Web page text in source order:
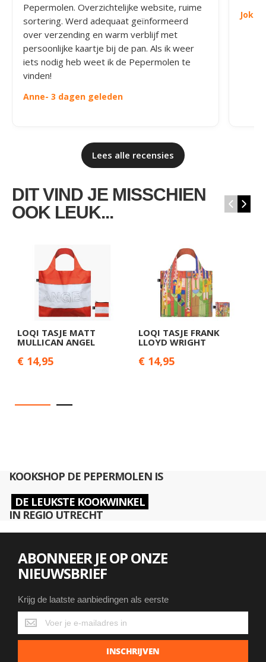
Pepermolen. Overzichtelijke website, ruime
sortering. Werd adequaat geïnformeerd
over verzending en warm verblijf met
persoonlijke kaartje bij de pan. Als ik weer
iets nodig heb weet ik de Pepermolen te
vinden!
Anne- 3 dagen geleden
Joke
Lees alle recensies
DIT VIND JE MISSCHIEN
OOK LEUK...
‹ ›
LOQI TASJE MATT
MULLICAN ANGEL
€ 14,95
LOQI TASJE FRANK
LLOYD WRIGHT
€ 14,95
KOOKSHOP DE PEPERMOLEN IS
DE LEUKSTE KOOKWINKEL
IN REGIO UTRECHT
ABONNEER JE OP ONZE
NIEUWSBRIEF
Krijg de laatste aanbiedingen als eerste
Krijg
de
laatste
INSCHRIJVEN